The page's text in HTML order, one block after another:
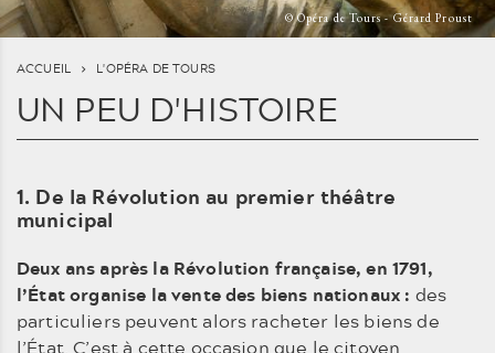
© Opéra de Tours - Gérard Proust
ACCUEIL L'OPÉRA DE TOURS
UN PEU D'HISTOIRE
1. De la Révolution au premier théâtre
municipal
Deux ans après la Révolution française, en 1791,
l’État organise la vente des biens nationaux : des
particuliers peuvent alors racheter les biens de
l’État. C’est à cette occasion que le citoyen